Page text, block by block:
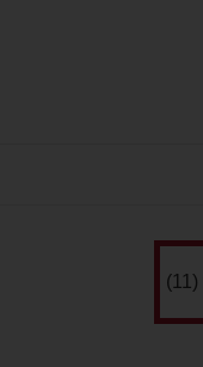
(11)